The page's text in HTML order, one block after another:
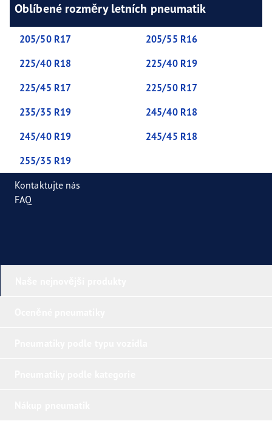
Oblíbené rozměry letních pneumatik
205/50 R17
205/55 R16
225/40 R18
225/40 R19
225/45 R17
225/50 R17
235/35 R19
245/40 R18
245/40 R19
245/45 R18
255/35 R19
Kontaktujte nás
FAQ